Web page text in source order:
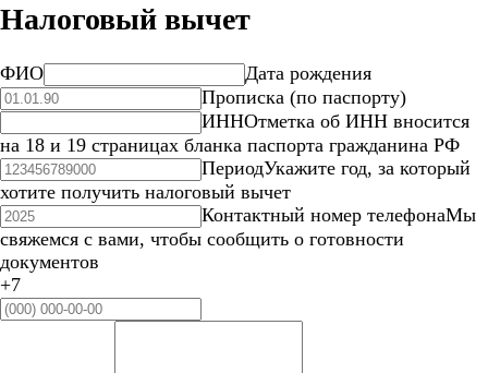
Налоговый вычет
ФИО
Дата рождения
Прописка (по паспорту)
ИННОтметка об ИНН вносится
на 18 и 19 страницах бланка паспорта гражданина РФ
ПериодУкажите год, за который
хотите получить налоговый вычет
Контактный номер телефонаМы
свяжемся с вами, чтобы сообщить о готовности
документов
+7